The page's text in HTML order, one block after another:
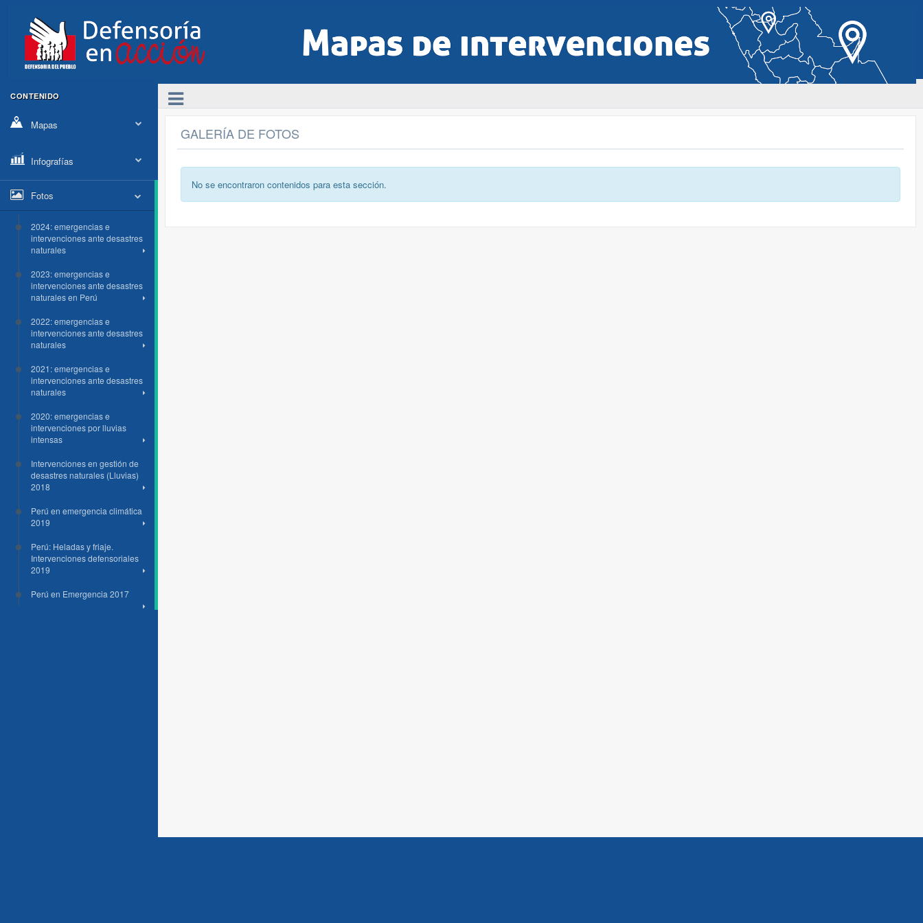
CONTENIDO
Mapas
Infografías
Fotos
2024: emergencias e
intervenciones ante desastres
naturales
2023: emergencias e
intervenciones ante desastres
naturales en Perú
2022: emergencias e
intervenciones ante desastres
naturales
2021: emergencias e
intervenciones ante desastres
naturales
2020: emergencias e
intervenciones por lluvias
intensas
Intervenciones en gestión de
desastres naturales (Lluvias)
2018
Perú en emergencia climática
2019
Perú: Heladas y friaje.
Intervenciones defensoriales
2019
Perú en Emergencia 2017
GALERÍA DE FOTOS
No se encontraron contenidos para esta sección.